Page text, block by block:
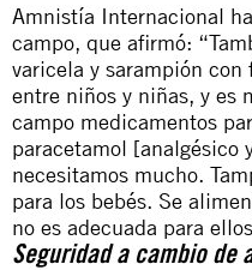
Amnistía Internacional
campo, que afirmó:
varicela y sarampión
entre niños y niñas, y es
campo medicamentos
paracetamol [analgésico
necesitamos mucho.
para los bebés. Se
no es adecuada para
Seguridad a cambio de